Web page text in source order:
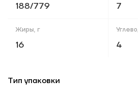
188/779 7
Жиры, г
16 4
Тип упаковки